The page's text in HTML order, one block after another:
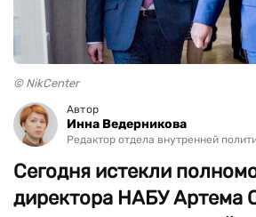
© NikCenter
Автор
Инна Ведерникова
Редактор отдела внутренней
Сегодня истекли
директора НАБУ Артема